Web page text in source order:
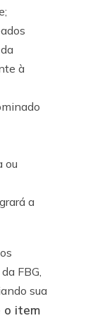
à
ou
a
FBG,
sua
o item